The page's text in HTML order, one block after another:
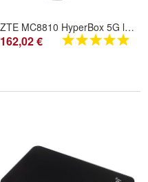
ZTE MC8810 HyperBox 5G lite weiß Telekom
162,02 €